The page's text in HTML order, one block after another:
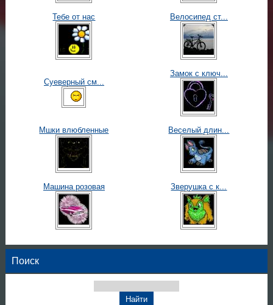
Тебе от нас Велосипед ст...
Суеверный см...
Замок с ключ...
Мшки влюбленные Веселый длин...
Машина розовая Зверушка с к...
Поиск